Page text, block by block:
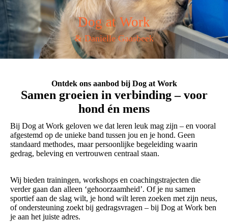
Dog at Work
& Danielle Gaasbeek
Ontdek ons aanbod bij Dog at Work
Samen groeien in verbinding – voor
hond én mens
Bij Dog at Work geloven we dat leren leuk mag zijn – en vooral
afgestemd op de unieke band tussen jou en je hond. Geen
standaard methodes, maar persoonlijke begeleiding waarin
gedrag, beleving en vertrouwen centraal staan.
Wij bieden trainingen, workshops en coachingstrajecten die
verder gaan dan alleen ‘gehoorzaamheid’. Of je nu samen
sportief aan de slag wilt, je hond wilt leren zoeken met zijn neus,
of ondersteuning zoekt bij gedragsvragen – bij Dog at Work ben
je aan het juiste adres.